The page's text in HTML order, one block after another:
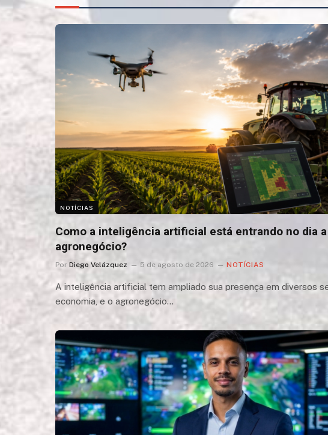
NOTÍCIAS
Como a inteligência artificial está entrando no dia
agronegócio?
Por Diego Velázquez 5 de agosto de 2026 NOTÍCIAS
A inteligência artificial tem ampliado sua presença em diversos
economia, e o agronegócio…